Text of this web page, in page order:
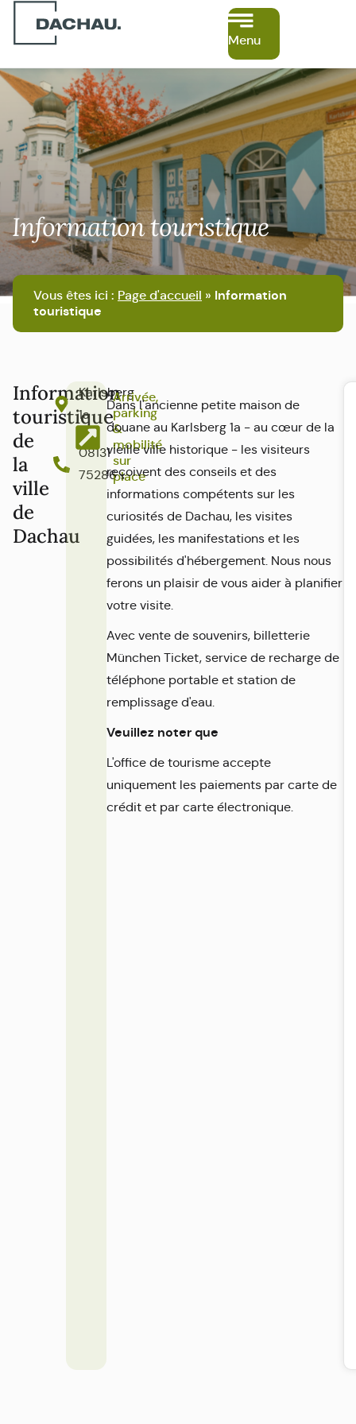
Menu
Vous êtes ici : Page d'accueil » Information
touristique
Information touristique
Information
touristique
de
la
ville
de
Dachau
Karlsberg
1a
08131
75286
Arrivée,
parking
&
mobilité
sur
place
Dans l'ancienne petite maison de
douane au Karlsberg 1a - au cœur de la
vieille ville historique - les visiteurs
reçoivent des conseils et des
informations compétents sur les
curiosités de Dachau, les visites
guidées, les manifestations et les
possibilités d'hébergement. Nous nous
ferons un plaisir de vous aider à planifier
votre visite.
Avec vente de souvenirs, billetterie
München Ticket, service de recharge de
téléphone portable et station de
remplissage d'eau.
Veuillez noter que
L'office de tourisme accepte
uniquement les paiements par carte de
crédit et par carte électronique.